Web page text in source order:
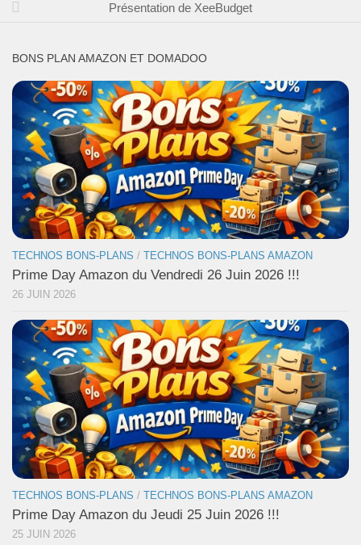
Présentation de XeeBudget
BONS PLAN AMAZON ET DOMADOO
TECHNOS BONS-PLANS / TECHNOS BONS-PLANS AMAZON
Prime Day Amazon du Vendredi 26 Juin 2026 !!!
26 JUIN 2026
TECHNOS BONS-PLANS / TECHNOS BONS-PLANS AMAZON
Prime Day Amazon du Jeudi 25 Juin 2026 !!!
25 JUIN 2026